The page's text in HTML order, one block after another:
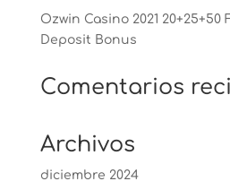
Ozwin Casino 2021 20+25+50
Deposit Bonus
Comentarios
Archivos
diciembre 2024